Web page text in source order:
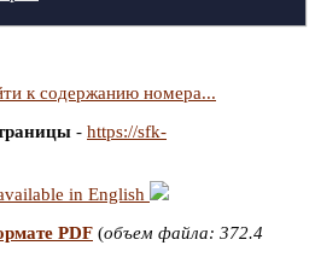
к содержанию номера...
- https://sfk-
in English
PDF (объем файла: 372.4